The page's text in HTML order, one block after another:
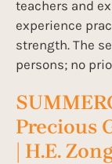
teachers and
experience
strength. The
persons; no
Precious
| H.E.